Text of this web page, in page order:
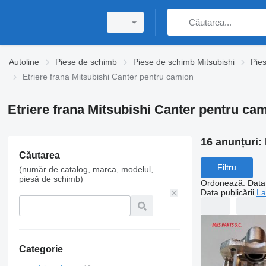
Autoline Piese de schimb Piese de schimb Mitsubishi
Etriere frana Mitsubishi Canter pentru camion
Etriere frana Mitsubishi Canter pentru
Căutarea
(număr de catalog, marca, modelul,
piesă de schimb)
Categorie
16 anunțuri:
Filtru
Ordonează:
Data publicării